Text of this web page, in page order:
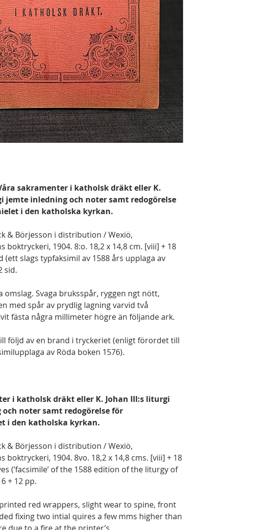
sakramenter i katholsk dräkt eller K.
jemte inledning och noter samt redogörelse
i den katholska kyrkan.
& Börjesson i distribution / Wexiö,
boktryckeri, 1904. 8:o. 18,2 x 14,8 cm. [viii] + 18
(ett slags typfaksimil av 1588 års upplaga av
sid.
omslag. Svaga bruksspår, ryggen ngt nött,
med spår av prydlig lagning varvid två
fästa några millimeter högre än följande ark.
följd av en brand i tryckeriet (enligt förordet till
av Röda boken 1576).
i katholsk dräkt eller K. Johan III:s liturgi
noter samt redogörelse för
i den katholska kyrkan.
& Börjesson i distribution / Wexiö,
boktryckeri, 1904. 8vo. 18,2 x 14,8 cms. [viii] + 18
(’facsimile’ of the 1588 edition of the liturgy of
+ 12 pp.
red wrappers, slight wear to spine, front
fixing two intial quires a few mms higher than